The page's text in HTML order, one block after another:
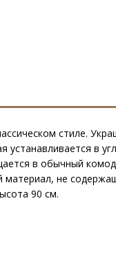
стиле.
в
в обычный
не
90 см.